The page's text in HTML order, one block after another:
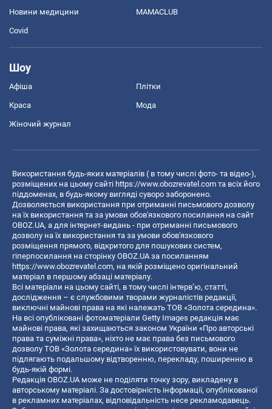
Новини медицини MAMACLUB
Covid
Шоу
Афіша Плітки
Краса Мода
Жіночий журнал
Використання будь-яких матеріалів ( в тому числі фото- та відео-),
розміщених на цьому сайті https://www.obozrevatel.com та всіх його
піддоменах, в будь-якому вигляді суворо заборонено.
Дозволяється використання при отриманні письмового дозволу
на їх використання та за умови обов'язкового посилання на сайт
OBOZ.UA, а для інтернет-видань - при отриманні письмового
дозволу на їх використання та за умови обов'язкового
розміщення прямого, відкритого для пошукових систем,
гіперпосилання на сторінку OBOZ.UA за посиланням
https://www.obozrevatel.com, на якій розміщено оригінальний
матеріал в першому абзаці матеріалу.
Всі матеріали на цьому сайті, в тому числі інтерв’ю, статті,
дослідження – є службовими творами журналістів редакції,
виключні майнові права на які належать ТОВ «Золота середина».
На всі опубліковані фотоматеріали Getty Images редакція має
майнові права, які захищаються законом України «Про авторські
права та суміжні права», ніхто не має права без письмового
дозволу ТОВ «Золота середина» їх використовувати, вони не
підлягають подальшому відтворенню, перекладу, поширенню в
будь-якій формі.
Редакція OBOZ.UA може не поділяти точку зору, викладену в
авторському матеріалі. За достовірність інформації, опублікованої
в рекламних матеріалах, відповідальність несе рекламодавець.